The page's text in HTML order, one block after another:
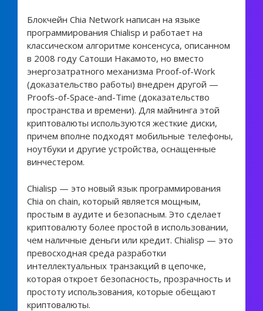
Блокчейн Chia Network написан на языке
программирования Chialisp и работает на
классическом алгоритме консенсуса, описанном
в 2008 году Сатоши Накамото, но вместо
энергозатратного механизма Proof-of-Work
(доказательство работы) внедрен другой —
Proofs-of-Space-and-Time (доказательство
пространства и времени). Для майнинга этой
криптовалюты используются жесткие диски,
причем вполне подходят мобильные телефоны,
ноутбуки и другие устройства, оснащенные
винчестером.
Chialisp — это новый язык программирования
Chia on chain, который является мощным,
простым в аудите и безопасным. Это сделает
криптовалюту более простой в использовании,
чем наличные деньги или кредит. Chialisp — это
превосходная среда разработки
интеллектуальных транзакций в цепочке,
которая откроет безопасность, прозрачность и
простоту использования, которые обещают
криптовалюты.